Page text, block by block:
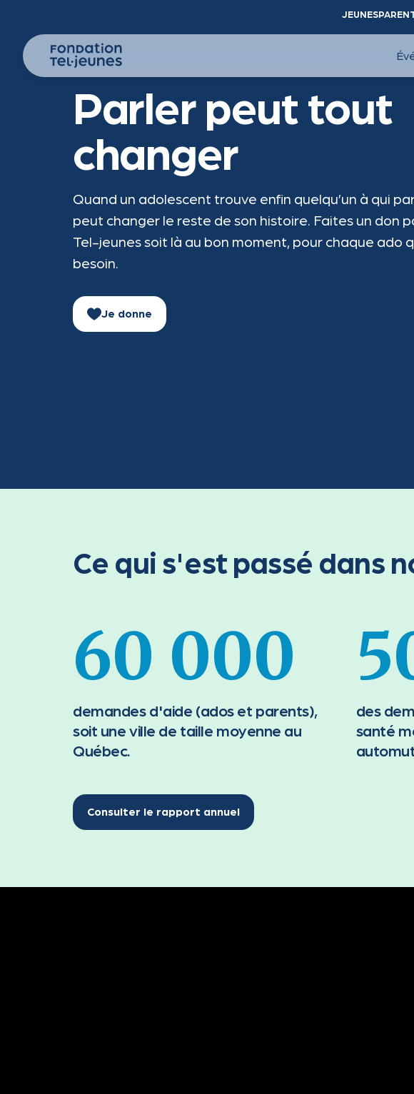
JEUNES
Parler peut tout
changer
Quand un adolescent trouve enfin quelqu’un à qui
peut changer le reste de son histoire. Faites un don
Tel-jeunes soit là au bon moment, pour chaque ado
besoin.
Je donne
Ce qui s'est passé dans
60 000
demandes d'aide (ados et parents),
soit une ville de taille moyenne au
Québec.
des
santé
Consulter le rapport annuel